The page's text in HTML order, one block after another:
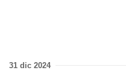
31 dic 2024